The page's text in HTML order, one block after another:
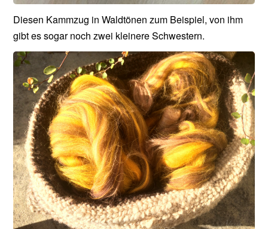
Diesen Kammzug in Waldtönen zum Beispiel, von ihm
gibt es sogar noch zwei kleinere Schwestern.